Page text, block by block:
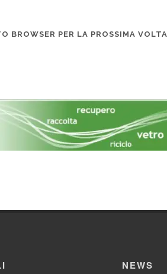
BROWSER PER LA PROSSIMA
NEWS